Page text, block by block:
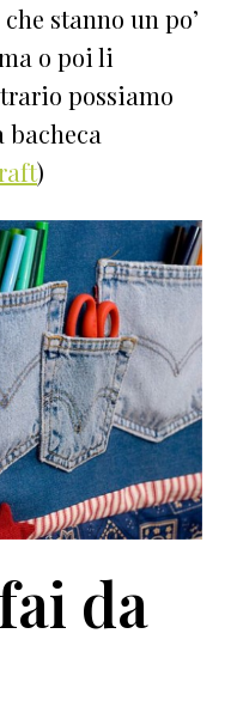
stanno un po’
o poi li
possiamo
)
da